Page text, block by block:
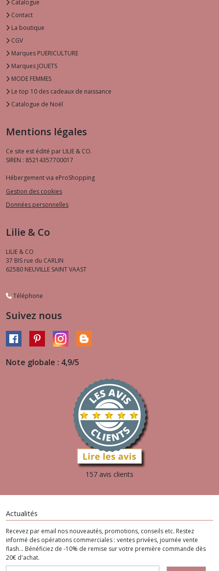
Catalogue
Contact
La boutique
CGV
Marques PUERICULTURE
Marques JOUETS
MODE FEMMES
Le top 10 des cadeaux de naissance
Catalogue de Noël
Mentions légales
Ce site est édité par LILIE & CO.
SIREN : 85214357700017
Hébergement via eProShopping
Gestion des cookies
Données personnelles
Lilie & Co
LILIE & CO
37 BIS rue du CARLIN
62580 NEUVILLE SAINT VAAST
Téléphone
Suivez nous
Note globale : 4,9/5
157 avis clients
Actualités
Recevez par email nos nouveautés, promotions, conseils etc. Restez
informé des opérations commerciales : ventes privées, journée vente
flash... Bénéficiez de -10% de remise sur votre première commande dès
20€ d'achat.